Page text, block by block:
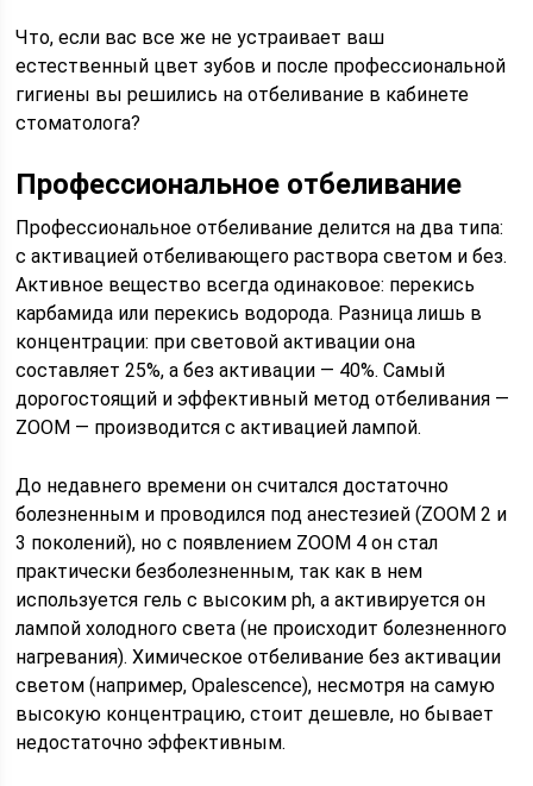
Что, если вас все же не устраивает ваш
естественный цвет зубов и после профессиональной
гигиены вы решились на отбеливание в кабинете
стоматолога?
Профессиональное отбеливание
Профессиональное отбеливание делится на два типа:
с активацией отбеливающего раствора светом и без.
Активное вещество всегда одинаковое: перекись
карбамида или перекись водорода. Разница лишь в
концентрации: при световой активации она
составляет 25%, а без активации — 40%. Самый
дорогостоящий и эффективный метод отбеливания —
ZOOM — производится с активацией лампой.
До недавнего времени он считался достаточно
болезненным и проводился под анестезией (ZOOM 2 и
3 поколений), но с появлением ZOOM 4 он стал
практически безболезненным, так как в нем
используется гель с высоким ph, а активируется он
лампой холодного света (не происходит болезненного
нагревания). Химическое отбеливание без активации
светом (например, Opalescence), несмотря на самую
высокую концентрацию, стоит дешевле, но бывает
недостаточно эффективным.